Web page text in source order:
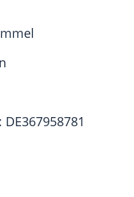
DE367958781